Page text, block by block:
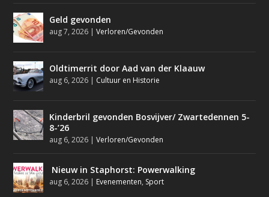
Geld gevonden
aug 7, 2026 |Verloren/Gevonden
Oldtimerrit door Aad van der Klaauw
aug 6, 2026 | Cultuur en Historie
Kinderbril gevonden Bosvijver/ Zwartedennen 5-
8-’26
aug 6, 2026 |Verloren/Gevonden
Nieuw in Staphorst: Powerwalking
aug 6, 2026 | Evenementen, Sport